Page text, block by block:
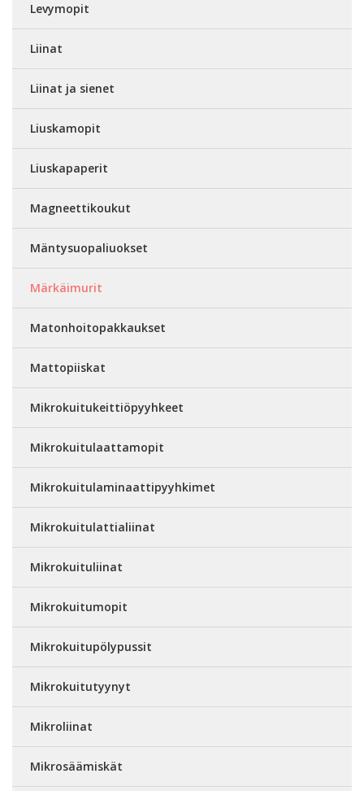
Levymopit
Liinat
Liinat ja sienet
Liuskamopit
Liuskapaperit
Magneettikoukut
Mäntysuopaliuokset
Märkäimurit
Matonhoitopakkaukset
Mattopiiskat
Mikrokuitukeittiöpyyhkeet
Mikrokuitulaattamopit
Mikrokuitulaminaattipyyhkimet
Mikrokuitulattialiinat
Mikrokuituliinat
Mikrokuitumopit
Mikrokuitupölypussit
Mikrokuitutyynyt
Mikroliinat
Mikrosäämiskät